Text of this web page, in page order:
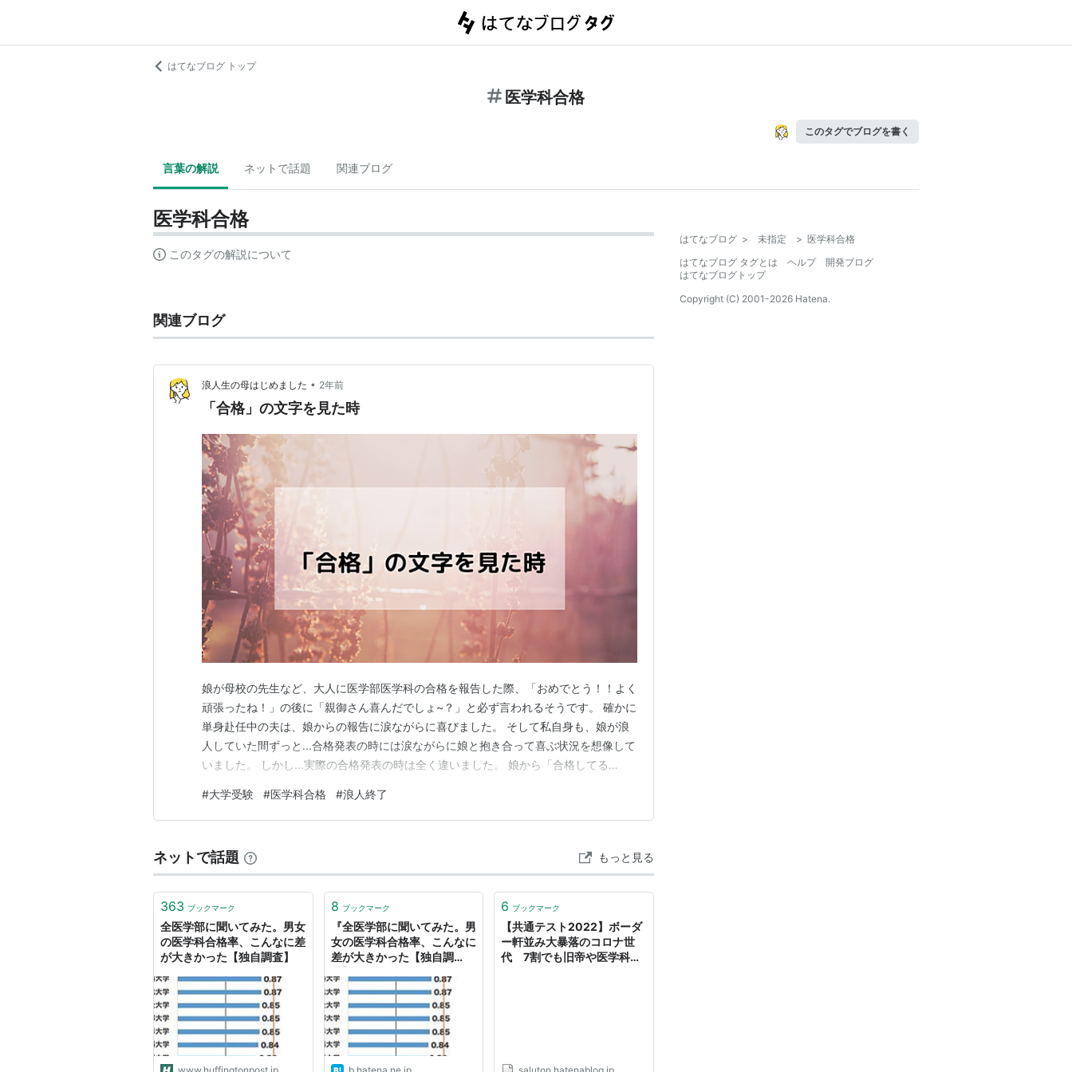
はてなブログ トップ
医学科合格
このタグでブログを書く
言葉の解説 ネットで話題 関連ブログ
医学科合格
このタグの解説について
関連ブログ
浪人生の母はじめました • 2年前
「合格」の文字を見た時
娘が母校の先生など、大人に医学部医学科の合格を報告した際、「おめでとう！！よく
頑張ったね！」の後に「親御さん喜んだでしょ~？」と必ず言われるそうです。 確かに
単身赴任中の夫は、娘からの報告に涙ながらに喜びました。 そして私自身も、娘が浪
人していた間ずっと...合格発表の時には涙ながらに娘と抱き合って喜ぶ状況を想像して
いました。 しかし...実際の合格発表の時は全く違いました。 娘から「合格してる
感情を一言で表すと、安堵 この一言に尽きます。 心の底から「よかった....」と思いま
した。 そして、娘も全く同じだったよう…
#大学受験 #医学科合格 #浪人終了
ネットで話題 もっと見る
363 ブックマーク
全医学部に聞いてみた。男女
の医学科合格率、こんなに差
が大きかった【独自調査】
8 ブックマーク
『全医学部に聞いてみた。男
女の医学科合格率、こんなに
差が大きかった【独自調
6 ブックマーク
【共通テスト2022】ボーダ
ー軒並み大暴落のコロナ世
代 7割でも旧帝や医学科合
はてなブログ > 未指定 > 医学科合格
はてなブログ タグとは
ヘルプ
開発ブログ
はてなブログトップ
Copyright (C) 2001-2026 Hatena.